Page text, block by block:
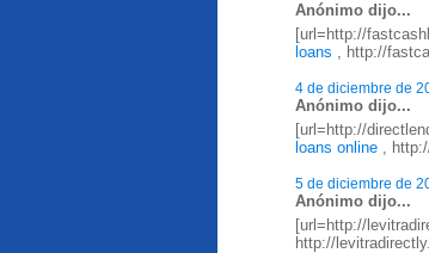
Anónimo dijo...
[url=http://
loans , http://
4 de diciembre de
Anónimo dijo...
[url=http://
loans online ,
5 de diciembre de
Anónimo dijo...
[url=http://
http://